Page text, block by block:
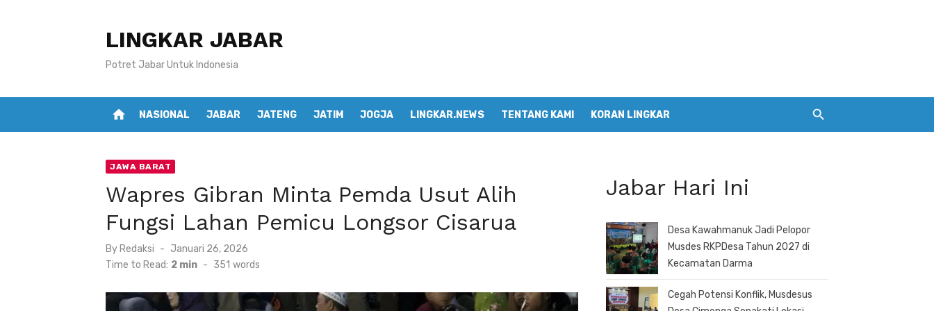
LINGKAR JABAR
Potret Jabar Untuk Indonesia
home NASIONAL JABAR JATENG JATIM JOGJA LINGKAR.NEWS TENTANG KAMI KORAN LINGKAR
JAWA BARAT
Wapres Gibran Minta Pemda Usut Alih
Fungsi Lahan Pemicu Longsor Cisarua
By Redaksi
Posted
on
Januari 26, 2026
Time to Read: 2 min - 351 words
Jabar Hari Ini
Desa Kawahmanuk Jadi Pelopor
Musdes RKPDesa Tahun 2027 di
Kecamatan Darma
Cegah Potensi Konflik, Musdesus